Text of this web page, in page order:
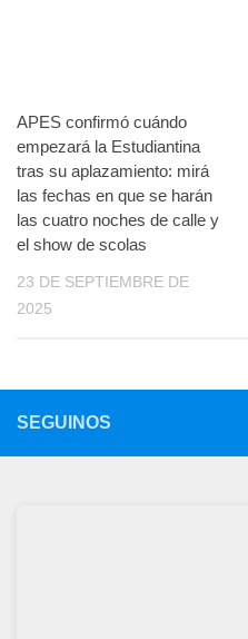
APES confirmó cuándo
empezará la Estudiantina
tras su aplazamiento: mirá
las fechas en que se harán
las cuatro noches de calle y
el show de scolas
23 DE SEPTIEMBRE DE
2025
SEGUINOS